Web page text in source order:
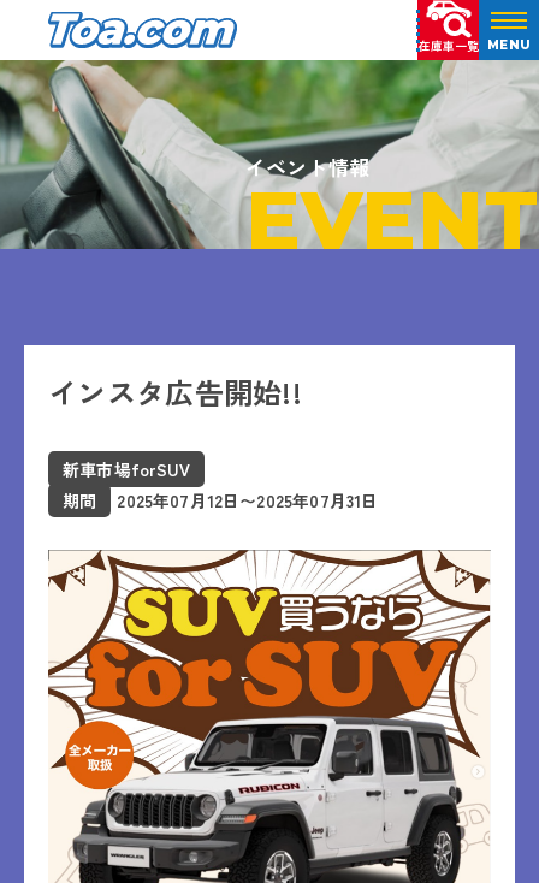
在庫車一覧 MENU
イベント情報
EVENT
インスタ広告開始!!
新車市場forSUV
期間
2025年07月12日〜2025年07月31日